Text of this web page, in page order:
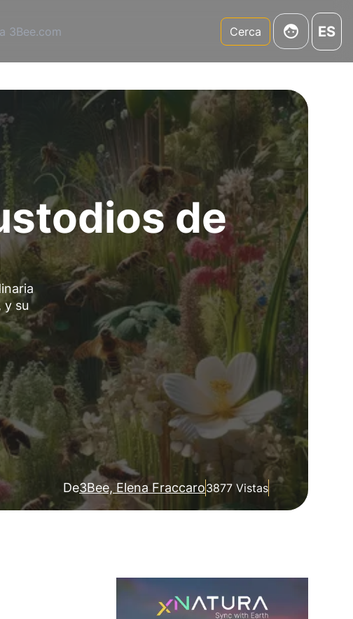
3Bee.com Cerca ES
de
y su
De3Bee, Elena Fraccaro3877 Vistas